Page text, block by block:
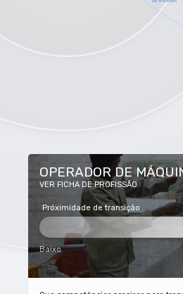
OPERADOR DE
VER FICHA DE PROFISSÃO
Próximidade de transição
Baixo